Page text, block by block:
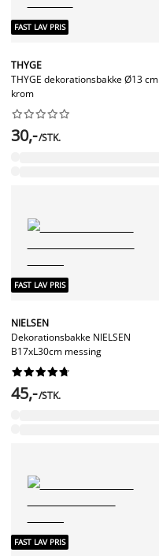
FAST LAV PRIS
THYGE
THYGE dekorationsbakke Ø13 cm
krom






30,-/STK.
FAST LAV PRIS
NIELSEN
Dekorationsbakke NIELSEN
B17xL30cm messing






45,-/STK.
FAST LAV PRIS